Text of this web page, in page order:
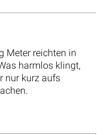
Meter reichten in
harmlos klingt,
nur kurz aufs